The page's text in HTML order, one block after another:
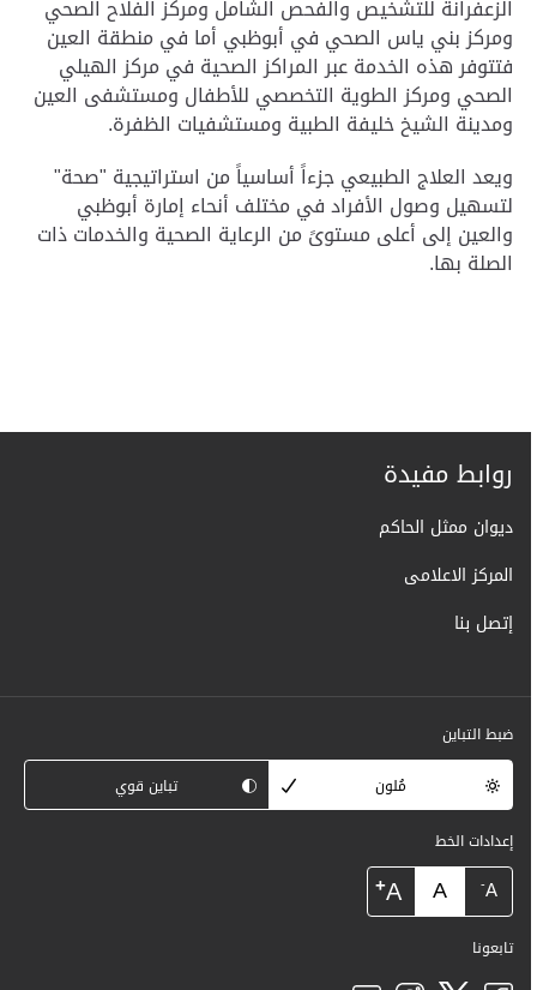
الزعفرانة للتشخيص والفحص الشامل ومركز الفلاح الصحي
ومركز بني ياس الصحي في أبوظبي أما في منطقة العين
فتتوفر هذه الخدمة عبر المراكز الصحية في مركز الهيلي
الصحي ومركز الطوية التخصصي للأطفال ومستشفى العين
ومدينة الشيخ خليفة الطبية ومستشفيات الظفرة.
ويعد العلاج الطبيعي جزءاً أساسياً من استراتيجية "صحة"
لتسهيل وصول الأفراد في مختلف أنحاء إمارة أبوظبي
والعين إلى أعلى مستوىً من الرعاية الصحية والخدمات ذات
الصلة بها.
روابط مفيدة
ديوان ممثل الحاكم
المركز الاعلامى
إتصل بنا
ضبط التباين
مُلون
تباين قوي
إعدادات الخط
A
-
A
A
+
تابعونا